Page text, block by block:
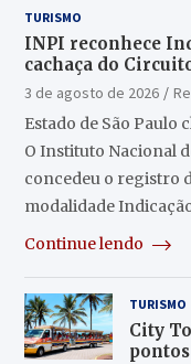
TURISMO
INPI reconhece
cachaça do
3 de agosto de 2026
Estado de São Paulo
O Instituto Nacional
concedeu o registro
modalidade
Continue lendo
TURISMO
City